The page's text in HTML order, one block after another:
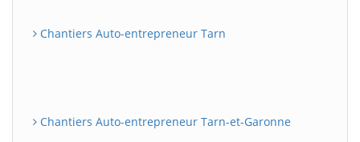
Chantiers Auto-entrepreneur Tarn
Chantiers Auto-entrepreneur Tarn-et-Garonne